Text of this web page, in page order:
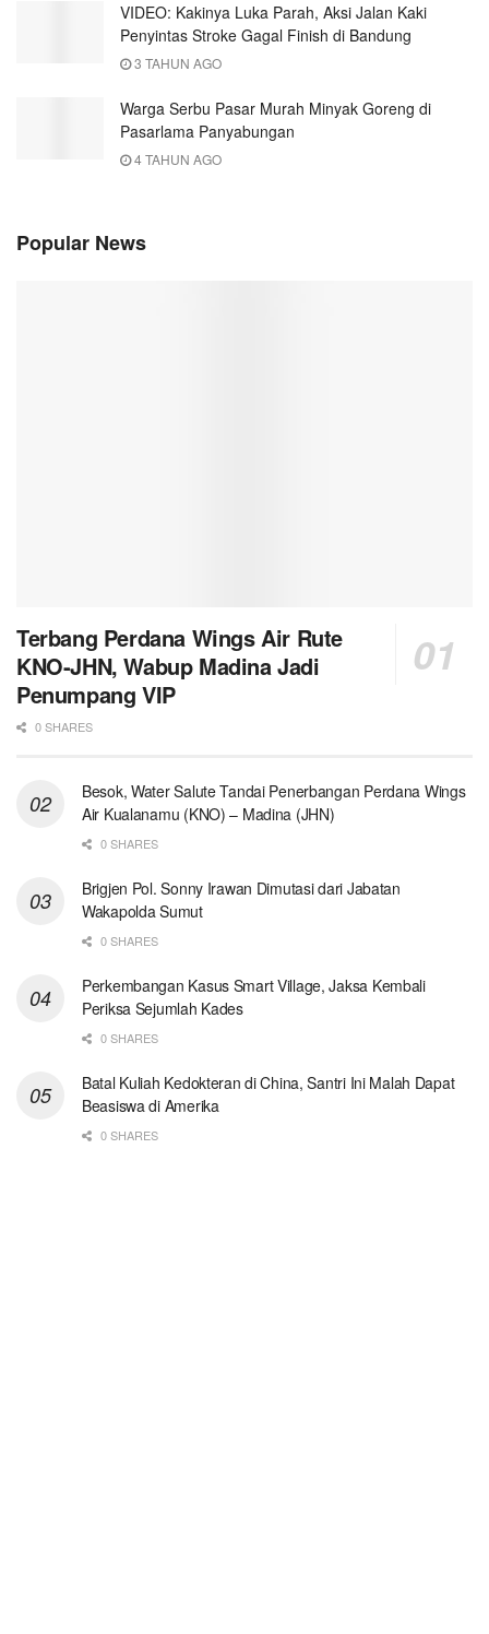
VIDEO: Kakinya Luka Parah, Aksi Jalan Kaki
Penyintas Stroke Gagal Finish di Bandung
3 TAHUN AGO
Warga Serbu Pasar Murah Minyak Goreng di
Pasarlama Panyabungan
4 TAHUN AGO
Popular News
Terbang Perdana Wings Air Rute
KNO-JHN, Wabup Madina Jadi
Penumpang VIP
0 SHARES
Besok, Water Salute Tandai Penerbangan Perdana Wings
Air Kualanamu (KNO) – Madina (JHN)
0 SHARES
Brigjen Pol. Sonny Irawan Dimutasi dari Jabatan
Wakapolda Sumut
0 SHARES
Perkembangan Kasus Smart Village, Jaksa Kembali
Periksa Sejumlah Kades
0 SHARES
Batal Kuliah Kedokteran di China, Santri Ini Malah Dapat
Beasiswa di Amerika
0 SHARES